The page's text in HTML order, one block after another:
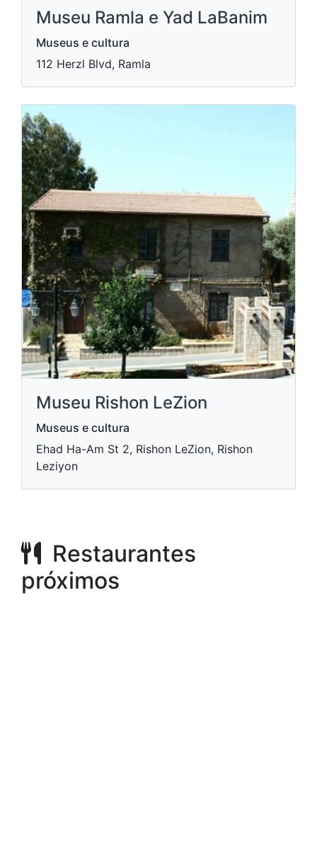
Museu Ramla e Yad LaBanim
Museus e cultura
112 Herzl Blvd, Ramla
Museu Rishon LeZion
Museus e cultura
Ehad Ha-Am St 2, Rishon LeZion, Rishon
Leziyon
Restaurantes
próximos